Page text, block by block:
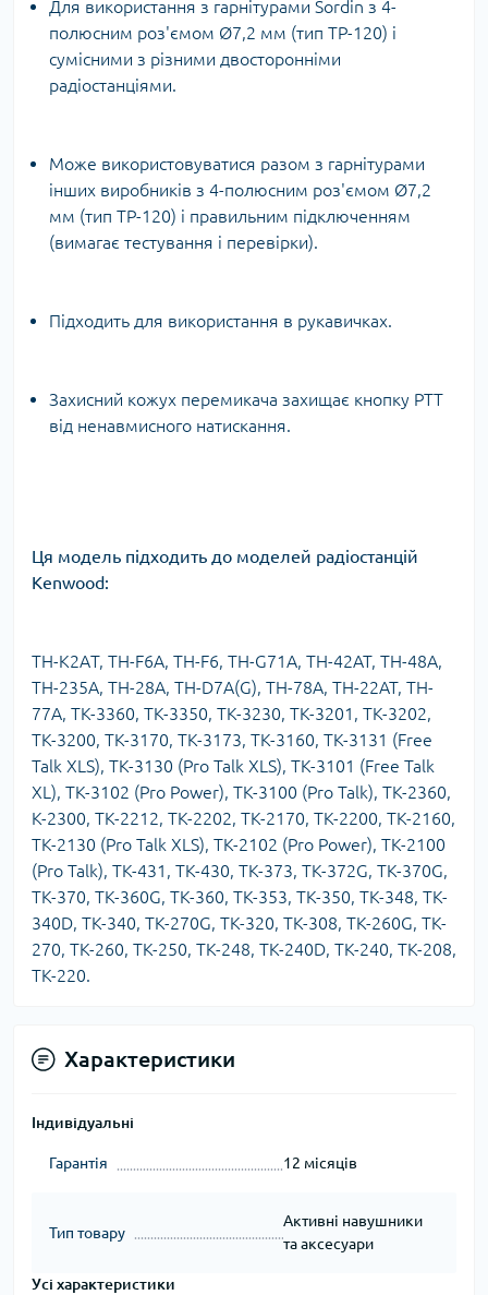
Для використання з гарнітурами Sordin з 4-
полюсним роз'ємом Ø7,2 мм (тип TP-120) і
сумісними з різними двосторонніми
радіостанціями.
Може використовуватися разом з гарнітурами
інших виробників з 4-полюсним роз'ємом Ø7,2
мм (тип TP-120) і правильним підключенням
(вимагає тестування і перевірки).
Підходить для використання в рукавичках.
Захисний кожух перемикача захищає кнопку PTT
від ненавмисного натискання.
Ця модель підходить до моделей радіостанцій
Kenwood:
TH-К2AТ, TH-F6A, TH-F6, TH-G71A, TH-42AT, TH-48A,
TH-235A, TH-28A, TH-D7A(G), TH-78A, TH-22AT, TH-
77A, TK-3360, TK-3350, TK-3230, TK-3201, TK-3202,
TK-3200, TK-3170, TK-3173, TK-3160, TK-3131 (Free
Talk XLS), TK-3130 (Pro Talk XLS), TK-3101 (Free Talk
XL), TK-3102 (Pro Power), TK-3100 (Pro Talk), TK-2360,
K-2300, TK-2212, TK-2202, TK-2170, TК-2200, TK-2160,
TK-2130 (Pro Talk XLS), TK-2102 (Pro Power), TK-2100
(Pro Talk), TK-431, TK-430, TK-373, TK-372G, TK-370G,
TK-370, TK-360G, TK-360, TK-353, TK-350, TK-348, TK-
340D, TK-340, TK-270G, TK-320, TK-308, TK-260G, TK-
270, TK-260, TK-250, TK-248, TK-240D, TK-240, TK-208,
TK-220.
Характеристики
Індивідуальні
Гарантія 12 місяців
Тип товару
Активні навушники
та аксесуари
Усі характеристики